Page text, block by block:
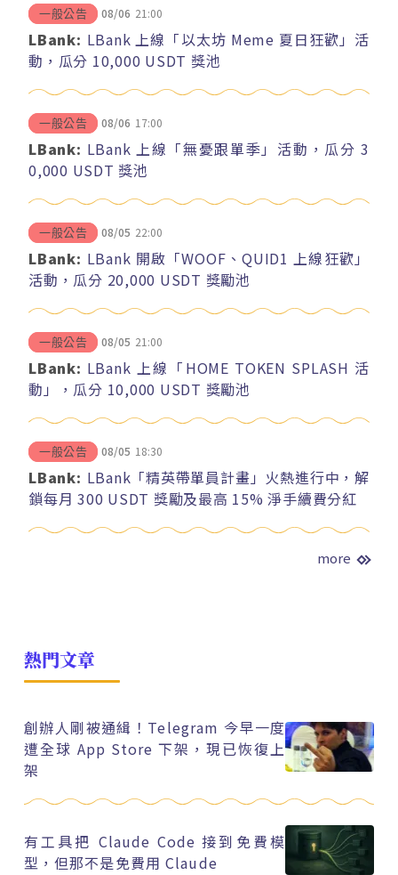
一般公告 08/06 21:00
LBank: LBank 上線「以太坊 Meme 夏日狂歡」活
動，瓜分 10,000 USDT 獎池
一般公告 08/06 17:00
LBank: LBank 上線「無憂跟單季」活動，瓜分 3
0,000 USDT 獎池
一般公告 08/05 22:00
LBank: LBank 開啟「WOOF、QUID1 上線狂歡」
活動，瓜分 20,000 USDT 獎勵池
一般公告 08/05 21:00
LBank: LBank 上線「HOME TOKEN SPLASH 活
動」，瓜分 10,000 USDT 獎勵池
一般公告 08/05 18:30
LBank: LBank「精英帶單員計畫」火熱進行中，解
鎖每月 300 USDT 獎勵及最高 15% 淨手續費分紅
more
熱門文章
創辦人剛被通緝！Telegram 今早一度
遭全球 App Store 下架，現已恢復上
架
有工具把 Claude Code 接到免費模
型，但那不是免費用 Claude